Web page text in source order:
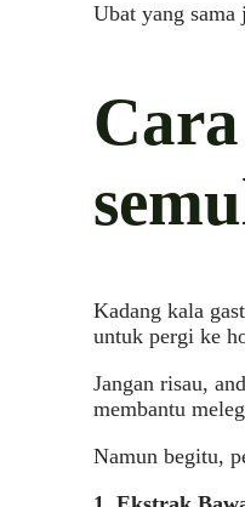
Ubat yang sama
Kadang kala
untuk pergi ke
Jangan risau,
membantu
Namun begitu,